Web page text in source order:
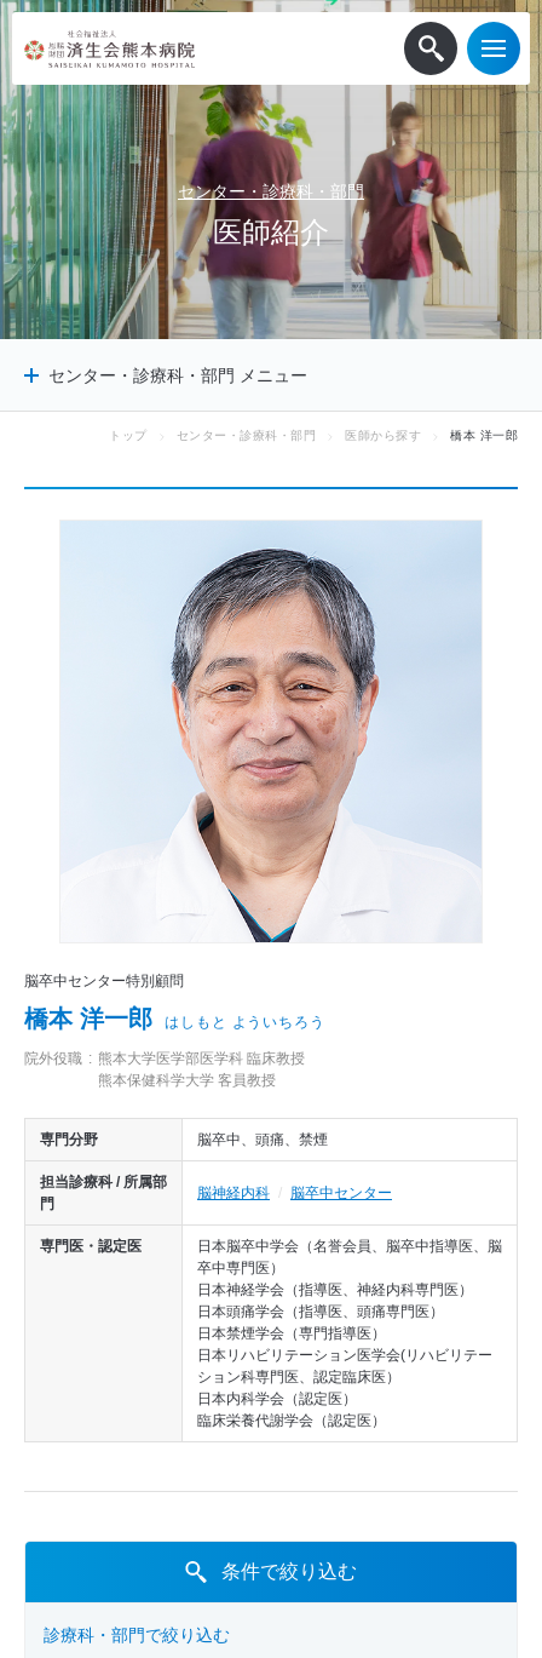
センター・診療科・部門
医師紹介
センター・診療科・部門 メニュー
センター
診療サポート部門
トップ センター・診療科・部門 医師から探す 橋本 洋一郎
脳卒中センター特別顧問
橋本 洋一郎 はしもと よういちろう
院外役職
熊本大学医学部医学科 臨床教授
熊本保健科学大学 客員教授
専門分野 脳卒中、頭痛、禁煙
担当診療科 / 所属部
門
脳神経内科 脳卒中センター
専門医・認定医
日本脳卒中学会（名誉会員、脳卒中指導医、脳
卒中専門医）
日本神経学会（指導医、神経内科専門医）
日本頭痛学会（指導医、頭痛専門医）
日本禁煙学会（専門指導医）
日本リハビリテーション医学会(リハビリテー
ション科専門医、認定臨床医）
日本内科学会（認定医）
臨床栄養代謝学会（認定医）
条件で絞り込む
診療科・部門で絞り込む